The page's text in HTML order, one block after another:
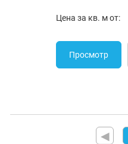
Цена за кв. м от:
Просмотр
◀